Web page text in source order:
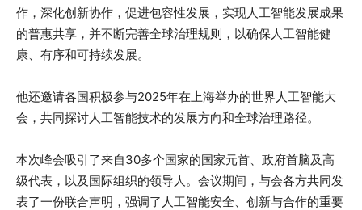
作，深化创新协作，促进包容性发展，实现人工智能发展成果
的普惠共享，并不断完善全球治理规则，以确保人工智能健
康、有序和可持续发展。
他还邀请各国积极参与2025年在上海举办的世界人工智能大
会，共同探讨人工智能技术的发展方向和全球治理路径。
本次峰会吸引了来自30多个国家的国家元首、政府首脑及高
级代表，以及国际组织的领导人。会议期间，与会各方共同发
表了一份联合声明，强调了人工智能安全、创新与合作的重要